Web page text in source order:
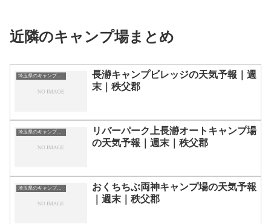
近隣のキャンプ場まとめ
埼玉県のキャンプ場一覧
長瀞キャンプビレッジの天気予報｜週
末｜秩父郡
埼玉県のキャンプ場一覧
リバーパーク上長瀞オートキャンプ場
の天気予報｜週末｜秩父郡
埼玉県のキャンプ場一覧
おくちちぶ両神キャンプ場の天気予報
｜週末｜秩父郡